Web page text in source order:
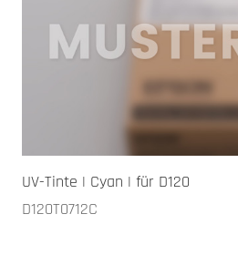
UV-Tinte | Cyan | für D120
D120T0712C